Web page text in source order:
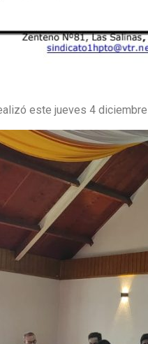
este jueves 4